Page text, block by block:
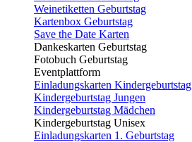
Weinetiketten Geburtstag
Kartenbox Geburtstag
Save the Date Karten
Dankeskarten Geburtstag
Fotobuch Geburtstag
Eventplattform
Einladungskarten Kindergeburtstag
Kindergeburtstag Jungen
Kindergeburtstag Mädchen
Kindergeburtstag Unisex
Einladungskarten 1. Geburtstag